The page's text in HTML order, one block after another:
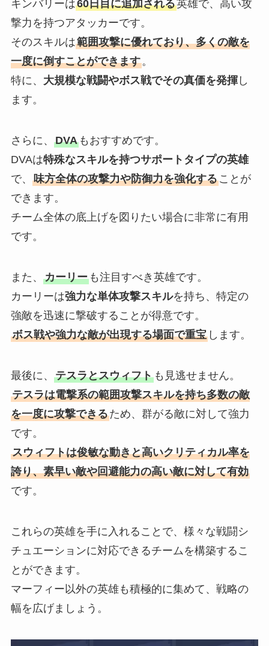
キンバリーは60日目に追加される英雄で、高い攻
撃力を持つアタッカーです。
そのスキルは範囲攻撃に優れており、多くの敵を
一度に倒すことができます。
特に、 大規模な戦闘やボス戦でその真価を発揮し
ます。
さらに、 DVAもおすすめです。
DVAは特殊なスキルを持つサポートタイプの英雄
で、 味方全体の攻撃力や防御力を強化することが
できます。
チーム全体の底上げを図りたい場合に非常に有用
です。
また、 カーリーも注目すべき英雄です。
カーリーは強力な単体攻撃スキルを持ち、特定の
強敵を迅速に撃破することが得意です。
ボス戦や強力な敵が出現する場面で重宝します。
最後に、 テスラとスウィフトも見逃せません。
テスラは電撃系の範囲攻撃スキルを持ち多数の敵
を一度に攻撃できるため、群がる敵に対して強力
です。
スウィフトは俊敏な動きと高いクリティカル率を
誇り、素早い敵や回避能力の高い敵に対して有効
です。
これらの英雄を手に入れることで、様々な戦闘シ
チュエーションに対応できるチームを構築するこ
とができます。
マーフィー以外の英雄も積極的に集めて、戦略の
幅を広げましょう。